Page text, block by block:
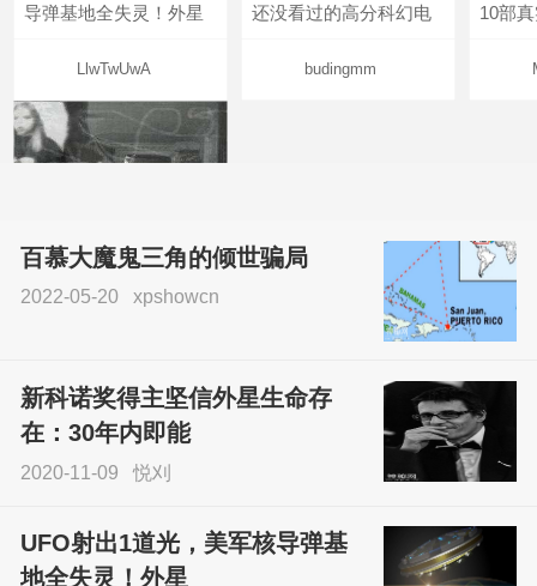
导弹基地全失灵！外星
LlwTwUwA
还没看过的高分科幻电
budingmm
10部
sskfn
百慕大魔鬼三角的倾世骗局
2022-05-20 xpshowcn
新科诺奖得主坚信外星生命存
在：30年内即能
2020-11-09 悦刈
UFO射出1道光，美军核导弹基
地全失灵！外星